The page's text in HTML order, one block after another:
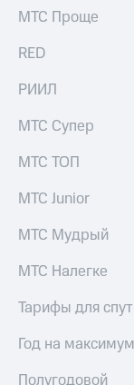
Рынок
о
именных
Другое
Контакты
деловая этика
На главную
МТС Проще
RED
РИИЛ
МТС Супер
МТС ТОП
МТС Junior
МТС Мудрый
МТС Налегке
Тарифы для
Год на
Полугодовой